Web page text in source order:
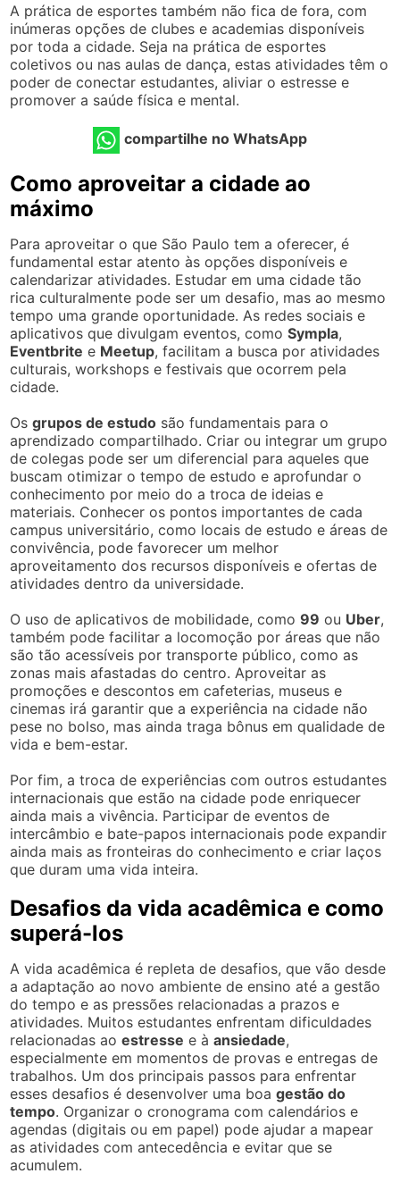
A prática de esportes também não fica de fora, com
inúmeras opções de clubes e academias disponíveis
por toda a cidade. Seja na prática de esportes
coletivos ou nas aulas de dança, estas atividades têm o
poder de conectar estudantes, aliviar o estresse e
promover a saúde física e mental.
compartilhe no WhatsApp
Como aproveitar a cidade ao
máximo
Para aproveitar o que São Paulo tem a oferecer, é
fundamental estar atento às opções disponíveis e
calendarizar atividades. Estudar em uma cidade tão
rica culturalmente pode ser um desafio, mas ao mesmo
tempo uma grande oportunidade. As redes sociais e
aplicativos que divulgam eventos, comoSympla,
Eventbrite e Meetup, facilitam a busca por atividades
culturais, workshops e festivais que ocorrem pela
cidade.
Osgrupos de estudo são fundamentais para o
aprendizado compartilhado. Criar ou integrar um grupo
de colegas pode ser um diferencial para aqueles que
buscam otimizar o tempo de estudo e aprofundar o
conhecimento por meio do a troca de ideias e
materiais. Conhecer os pontos importantes de cada
campus universitário, como locais de estudo e áreas de
convivência, pode favorecer um melhor
aproveitamento dos recursos disponíveis e ofertas de
atividades dentro da universidade.
O uso de aplicativos de mobilidade, como99 ou Uber,
também pode facilitar a locomoção por áreas que não
são tão acessíveis por transporte público, como as
zonas mais afastadas do centro. Aproveitar as
promoções e descontos em cafeterias, museus e
cinemas irá garantir que a experiência na cidade não
pese no bolso, mas ainda traga bônus em qualidade de
vida e bem-estar.
Por fim, a troca de experiências com outros estudantes
internacionais que estão na cidade pode enriquecer
ainda mais a vivência. Participar de eventos de
intercâmbio e bate-papos internacionais pode expandir
ainda mais as fronteiras do conhecimento e criar laços
que duram uma vida inteira.
Desafios da vida acadêmica e como
superá-los
A vida acadêmica é repleta de desafios, que vão desde
a adaptação ao novo ambiente de ensino até a gestão
do tempo e as pressões relacionadas a prazos e
atividades. Muitos estudantes enfrentam dificuldades
relacionadas aoestresse e àansiedade,
especialmente em momentos de provas e entregas de
trabalhos. Um dos principais passos para enfrentar
esses desafios é desenvolver uma boagestão do
tempo. Organizar o cronograma com calendários e
agendas (digitais ou em papel) pode ajudar a mapear
as atividades com antecedência e evitar que se
acumulem.